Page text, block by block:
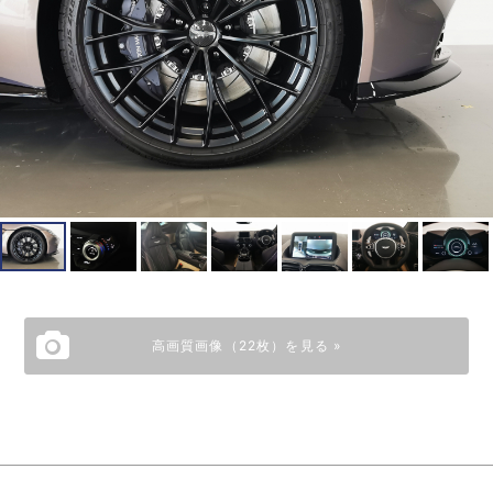
高画質画像（22枚）を見る »